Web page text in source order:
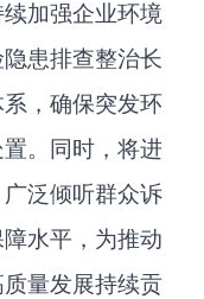
加强企业环境
患排查整治长
，确保突发环
。同时，将进
泛倾听群众诉
水平，为推动
量发展持续贡